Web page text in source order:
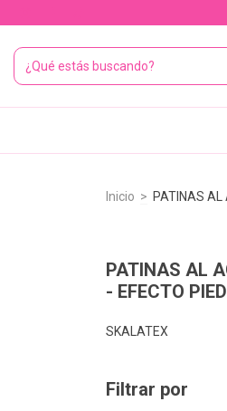
Inicio > PATINAS AL
PATINAS AL
- EFECTO
SKALATEX
Filtrar por